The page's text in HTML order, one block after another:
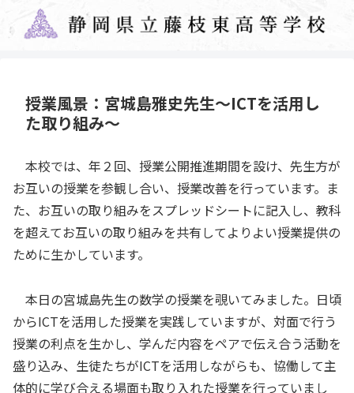
授業風景：宮城島雅史先生～ICTを活用し
た取り組み～
本校では、年２回、授業公開推進期間を設け、先生方が
お互いの授業を参観し合い、授業改善を行っています。ま
た、お互いの取り組みをスプレッドシートに記入し、教科
を超えてお互いの取り組みを共有してよりよい授業提供の
ために生かしています。
本日の宮城島先生の数学の授業を覗いてみました。日頃
からICTを活用した授業を実践していますが、対面で行う
授業の利点を生かし、学んだ内容をペアで伝え合う活動を
盛り込み、生徒たちがICTを活用しながらも、協働して主
体的に学び合える場面も取り入れた授業を行っていまし